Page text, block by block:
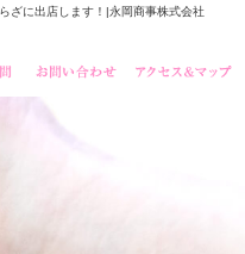
ざに出店します！|永岡商事株式会社